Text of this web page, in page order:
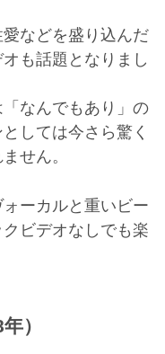
などを盛り込んだ
も話題となりまし
なんでもあり」の
しては今さら驚く
せん。
ーカルと重いビー
ビデオなしでも楽
）